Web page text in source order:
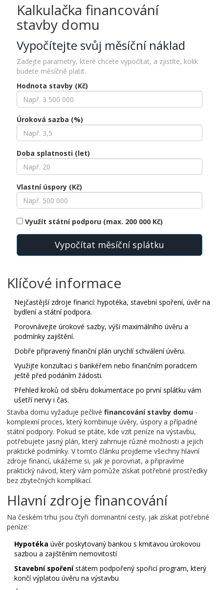
Kalkulačka financování
stavby domu
Vypočítejte svůj měsíční náklad
Zadejte parametry, které chcete vypočítat, a zjistíte, kolik
budete měsíčně platit.
Hodnota stavby (Kč)
Úroková sazba (%)
Doba splatnosti (let)
Vlastní úspory (Kč)
Využít státní podporu (max. 200 000 Kč)
Vypočítat měsíční splátku
Klíčové informace
Nejčastější zdroje financí: hypotéka, stavební spoření, úvěr na
bydlení a státní podpora.
Porovnávejte úrokové sazby, výši maximálního úvěru a
podmínky zajištění.
Dobře připravený finanční plán urychlí schválení úvěru.
Využijte konzultaci s bankéřem nebo finančním poradcem
ještě před podáním žádosti.
Přehled kroků od sběru dokumentace po první splátku vám
ušetří nervy i čas.
Stavba domu vyžaduje pečlivé financování stavby domu -
komplexní proces, který kombinuje úvěry, úspory a případné
státní podpory. Pokud se ptáte, kde vzít peníze na výstavbu,
potřebujete jasný plán, který zahrnuje různé možnosti a jejich
praktické podmínky. V tomto článku projdeme všechny hlavní
zdroje financí, ukážeme si, jak je porovnat, a připravíme
praktický návod, který vám pomůže získat potřebné prostředky
bez zbytečných komplikací.
Hlavní zdroje financování
Na českém trhu jsou čtyři dominantní cesty, jak získat potřebné
peníze:
Hypotéka úvěr poskytovaný bankou s kmitavou úrokovou
sazbou a zajištěním nemovitostí
Stavební spoření státem podpořený spořicí program, který
končí výplatou úvěru na výstavbu